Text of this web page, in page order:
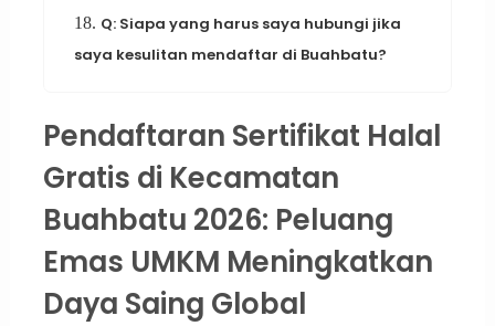
18. Q: Siapa yang harus saya hubungi jika
saya kesulitan mendaftar di Buahbatu?
Pendaftaran Sertifikat Halal
Gratis di Kecamatan
Buahbatu 2026: Peluang
Emas UMKM Meningkatkan
Daya Saing Global